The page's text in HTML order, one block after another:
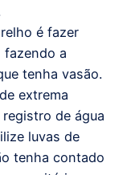
é fazer
fazendo a
tenha vasão.
extrema
de água
luvas de
tenha contado